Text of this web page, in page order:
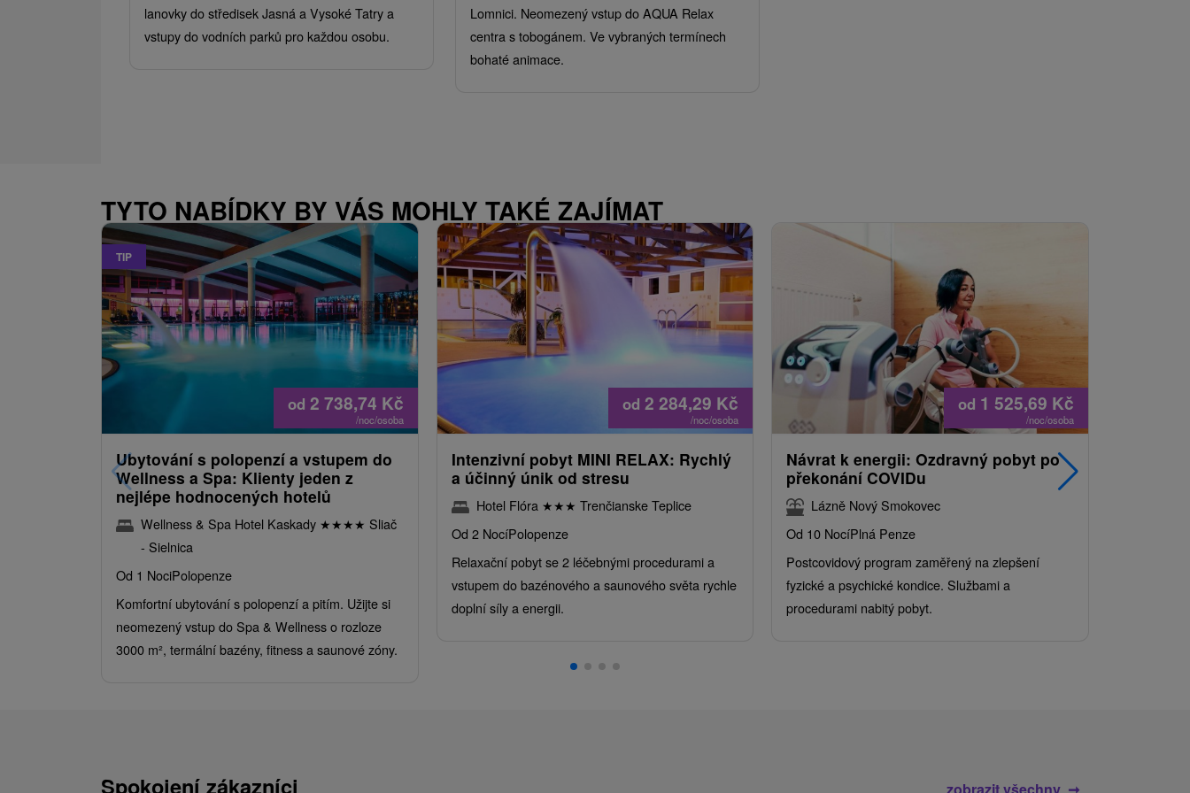
lanovky do středisek Jasná a Vysoké Tatry a
vstupy do vodních parků pro každou osobu.
Lomnici. Neomezený vstup do AQUA Relax
centra s tobogánem. Ve vybraných termínech
bohaté animace.
TYTO NABÍDKY BY VÁS MOHLY TAKÉ ZAJÍMAT
TIP
od 2 738,74 Kč
/noc/osoba
Ubytování s polopenzí a vstupem do
Wellness a Spa: Klienty jeden z
nejlépe hodnocených hotelů
Wellness & Spa Hotel Kaskady ★★★★ Sliač
- Sielnica
Od 1 NociPolopenze
Komfortní ubytování s polopenzí a pitím. Užijte si
neomezený vstup do Spa & Wellness o rozloze
3000 m², termální bazény, fitness a saunové zóny.
od 2 284,29 Kč
/noc/osoba
Intenzivní pobyt MINI RELAX: Rychlý
a účinný únik od stresu
Hotel Flóra ★★★ Trenčianske Teplice
Od 2 NocíPolopenze
Relaxační pobyt se 2 léčebnými procedurami a
vstupem do bazénového a saunového světa rychle
doplní síly a energii.
od 1 525,69 Kč
/noc/osoba
Návrat k energii: Ozdravný pobyt po
překonání COVIDu
Lázně Nový Smokovec
Od 10 NocíPlná Penze
Postcovidový program zaměřený na zlepšení
fyzické a psychické kondice. Službami a
procedurami nabitý pobyt.
Spokojení zákazníci zobrazit všechny